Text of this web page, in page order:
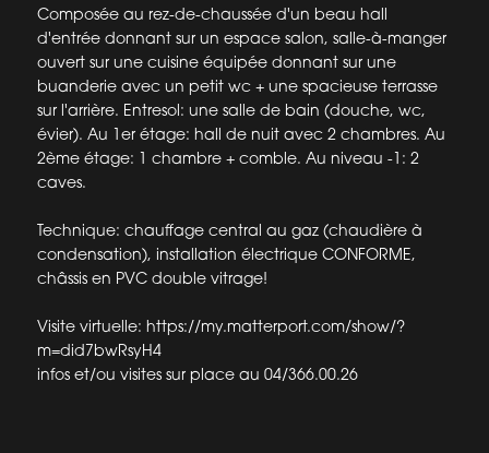
Composée au rez-de-chaussée d'un beau hall
d'entrée donnant sur un espace salon, salle-à-manger
ouvert sur une cuisine équipée donnant sur une
buanderie avec un petit wc + une spacieuse terrasse
sur l'arrière. Entresol: une salle de bain (douche, wc,
évier). Au 1er étage: hall de nuit avec 2 chambres. Au
2ème étage: 1 chambre + comble. Au niveau -1: 2
caves.
Technique: chauffage central au gaz (chaudière à
condensation), installation électrique CONFORME,
châssis en PVC double vitrage!
Visite virtuelle: https://my.matterport.com/show/?
m=did7bwRsyH4
infos et/ou visites sur place au 04/366.00.26